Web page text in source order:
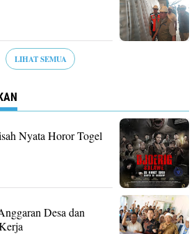
LIHAT SEMUA
Nyata Horor Togel
Desa dan